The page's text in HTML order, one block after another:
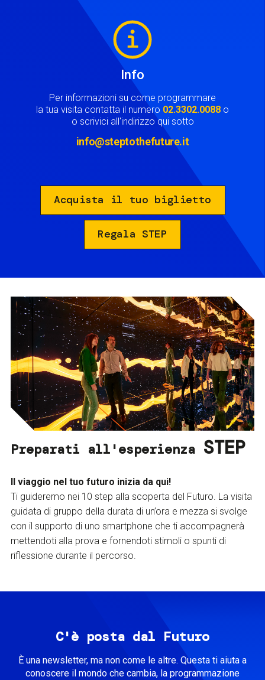
Info
Per informazioni su come programmare
la tua visita contatta il numero 02.3302.0088 o
o scrivici all'indirizzo qui sotto
info@steptothefuture.it
Acquista il tuo biglietto
Regala STEP
Preparati all'esperienza STEP
Il viaggio nel tuo futuro inizia da qui!
Ti guideremo nei 10 step alla scoperta del Futuro. La visita
guidata di gruppo della durata di un’ora e mezza si svolge
con il supporto di uno smartphone che ti accompagnerà
mettendoti alla prova e fornendoti stimoli o spunti di
riflessione durante il percorso.
C'è posta dal Futuro
È una newsletter, ma non come le altre. Questa ti aiuta a
conoscere il mondo che cambia, la programmazione